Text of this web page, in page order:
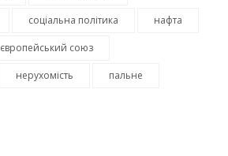
соціальна політика нафта
європейський союз
нерухомість пальне